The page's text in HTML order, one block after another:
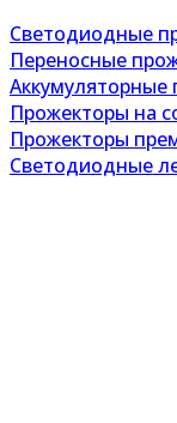
Светодиодные
Переносные
Аккумуляторные
Прожекторы на
Прожекторы
Светодиодные